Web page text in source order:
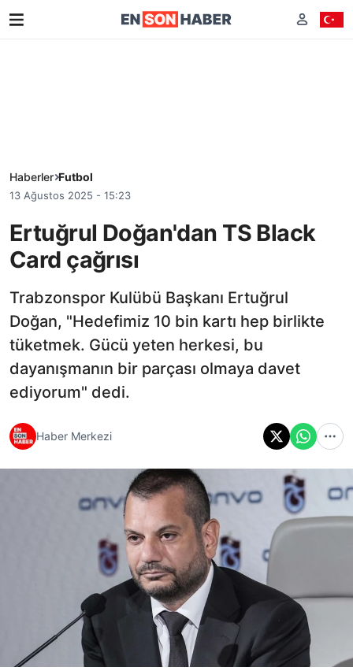
Haberler Futbol
13 Ağustos 2025 - 15:23
Ertuğrul Doğan'dan TS Black
Card çağrısı
Trabzonspor Kulübü Başkanı Ertuğrul
Doğan, "Hedefimiz 10 bin kartı hep birlikte
tüketmek. Gücü yeten herkesi, bu
dayanışmanın bir parçası olmaya davet
ediyorum" dedi.
Haber Merkezi